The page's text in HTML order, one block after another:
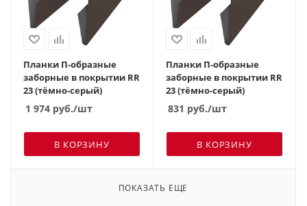
Планки П-образные
заборные в покрытии RR
23 (тёмно-серый)
1 974 руб./шт
В КОРЗИНУ
Планки П-образные
заборные в покрытии RR
23 (тёмно-серый)
831 руб./шт
В КОРЗИНУ
ПОКАЗАТЬ ЕЩЕ